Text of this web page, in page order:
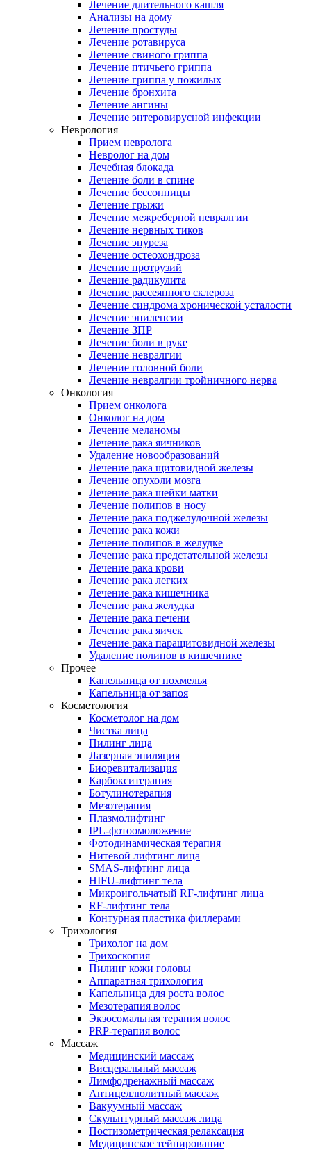
Лечение длительного кашля
Анализы на дому
Лечение простуды
Лечение ротавируса
Лечение свиного гриппа
Лечение птичьего гриппа
Лечение гриппа у пожилых
Лечение бронхита
Лечение ангины
Лечение энтеровирусной инфекции
Неврология
Прием невролога
Невролог на дом
Лечебная блокада
Лечение боли в спине
Лечение бессонницы
Лечение грыжи
Лечение межреберной невралгии
Лечение нервных тиков
Лечение энуреза
Лечение остеохондроза
Лечение протрузий
Лечение радикулита
Лечение рассеянного склероза
Лечение синдрома хронической усталости
Лечение эпилепсии
Лечение ЗПР
Лечение боли в руке
Лечение невралгии
Лечение головной боли
Лечение невралгии тройничного нерва
Онкология
Прием онколога
Онколог на дом
Лечение меланомы
Лечение рака яичников
Удаление новообразований
Лечение рака щитовидной железы
Лечение опухоли мозга
Лечение рака шейки матки
Лечение полипов в носу
Лечение рака поджелудочной железы
Лечение рака кожи
Лечение полипов в желудке
Лечение рака предстательной железы
Лечение рака крови
Лечение рака легких
Лечение рака кишечника
Лечение рака желудка
Лечение рака печени
Лечение рака яичек
Лечение рака паращитовидной железы
Удаление полипов в кишечнике
Прочее
Капельница от похмелья
Капельница от запоя
Косметология
Косметолог на дом
Чистка лица
Пилинг лица
Лазерная эпиляция
Биоревитализация
Карбокситерапия
Ботулинотерапия
Мезотерапия
Плазмолифтинг
IPL-фотоомоложение
Фотодинамическая терапия
Нитевой лифтинг лица
SMAS-лифтинг лица
HIFU-лифтинг тела
Микроигольчатый RF-лифтинг лица
RF-лифтинг тела
Контурная пластика филлерами
Трихология
Трихолог на дом
Трихоскопия
Пилинг кожи головы
Аппаратная трихология
Капельница для роста волос
Мезотерапия волос
Экзосомальная терапия волос
PRP-терапия волос
Массаж
Медицинский массаж
Висцеральный массаж
Лимфодренажный массаж
Антицеллюлитный массаж
Вакуумный массаж
Скульптурный массаж лица
Постизометрическая релаксация
Медицинское тейпирование